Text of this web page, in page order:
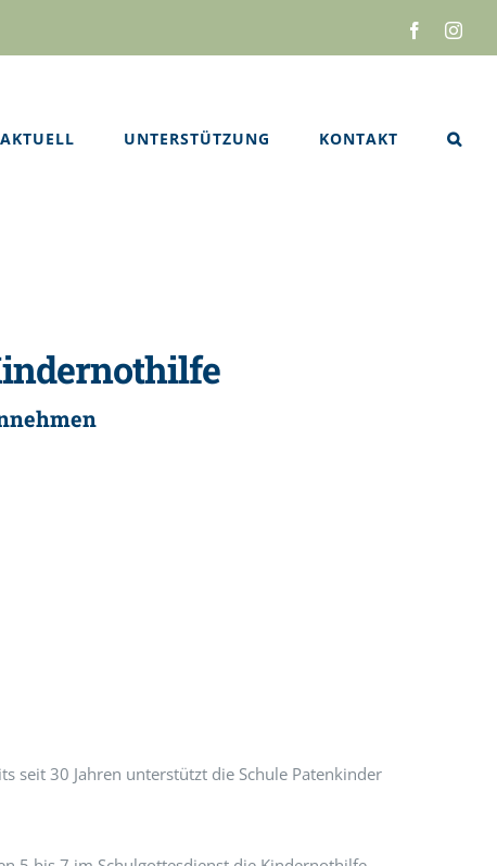
Facebook
AKTUELL UNTERSTÜTZUNG KONTAKT
seit 30 Jahren unterstützt die Schule Patenkinder